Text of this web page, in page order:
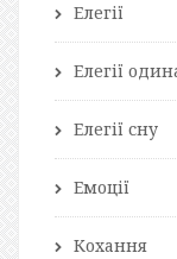
Елегії
Елегії
Елегії сну
Емоції
Кохання